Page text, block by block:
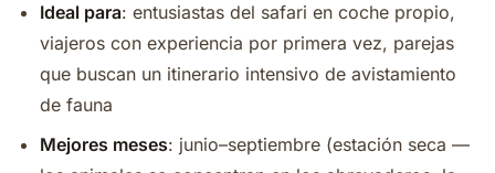
Ideal para: entusiastas del safari en coche propio,
viajeros con experiencia por primera vez, parejas
que buscan un itinerario intensivo de avistamiento
de fauna
Mejores meses: junio–septiembre (estación seca —